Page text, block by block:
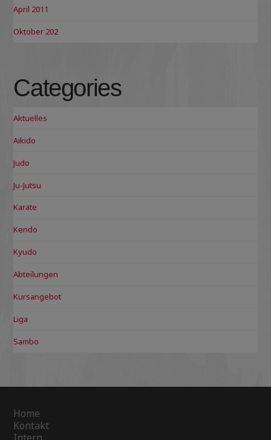
April 2011
Oktober 202
Categories
Aktuelles
Aikido
Judo
Ju-Jutsu
Karate
Kendo
Kyudo
Abteilungen
Kursangebot
Liga
Sambo
Home
Kontakt